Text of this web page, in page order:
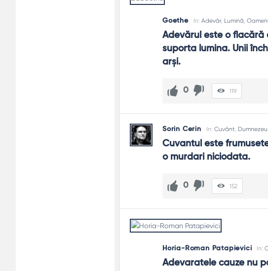
Goethe In: Adevăr, Lumină Oameni
Adevărul este o
suporta lumina. Unii
arşi.
0 119
Sorin Cerin In: Cuvânt Dumnezeu
Cuvantul este
o murdari niciodata.
0 152
Horia-Roman Patapievici In:
Adevaratele cauze nu